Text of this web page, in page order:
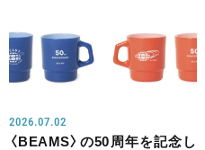
2026.07.02
〈BEAMS〉の50周年を記念し